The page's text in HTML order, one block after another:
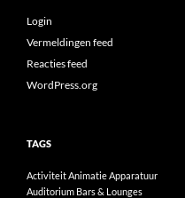
Login
Vermeldingen feed
Reacties feed
WordPress.org
TAGS
ActiviteitAnimatieApparatuur
Auditorium Bars & Lounges